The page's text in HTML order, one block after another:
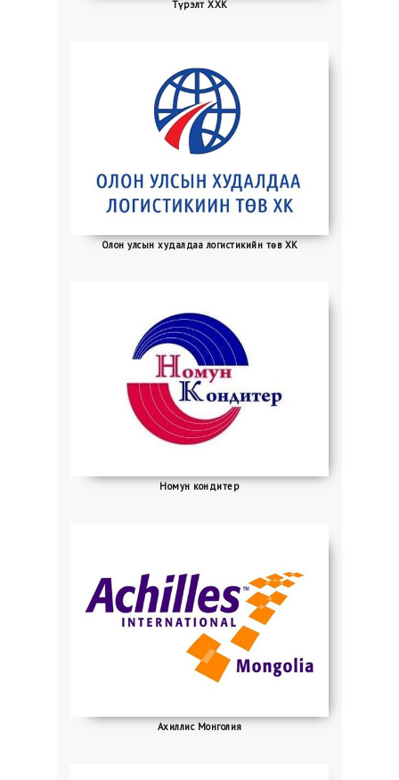
Түрэлт ХХК
Олон улсын худалдаа логистикийн төв ХК
Номун кондитер
Ахиллис Монголия